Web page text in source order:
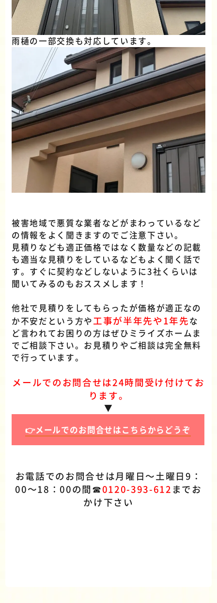
雨樋の一部交換も対応しています。
被害地域で悪質な業者などがまわっているなど
の情報をよく聞きますのでご注意下さい。
見積りなども適正価格ではなく数量などの記載
も適当な見積りをしているなどもよく聞く話で
す。すぐに契約などしないように3社くらいは
聞いてみるのもおススメします！
他社で見積りをしてもらったが価格が適正なの
か不安だという方や工事が半年先や1年先な
ど言われてお困りの方はぜひミライズホームま
でご相談下さい。お見積りやご相談は完全無料
で行っています。
メールでのお問合せは24時間受け付けてお
ります。
▼
👉メールでのお問合せはこちらからどうぞ
お電話でのお問合せは月曜日～土曜日9：
00～18：00の間☎0120-393-612 までお
かけ下さい